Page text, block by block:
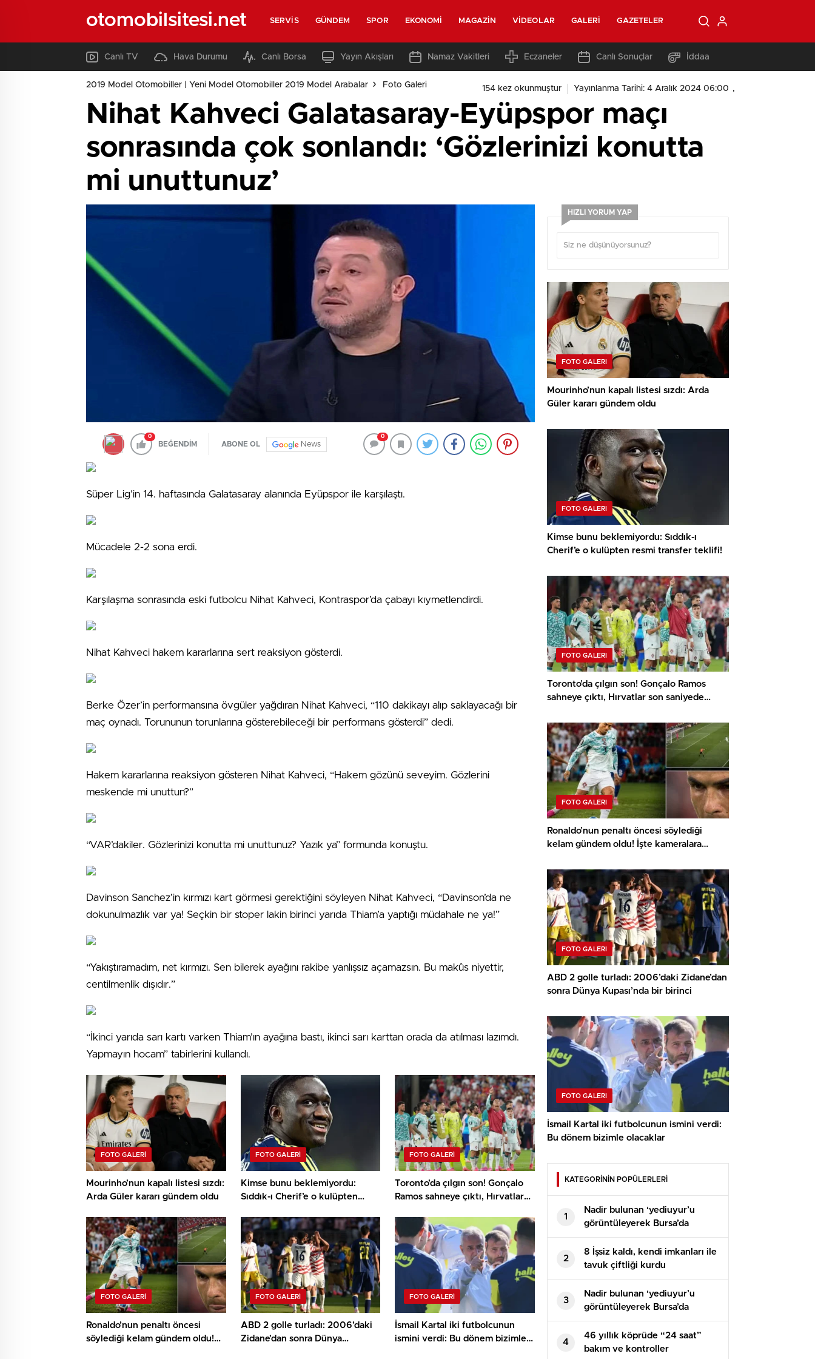
otomobilsitesi.net SERVIS GÜNDEM SPOR EKONOMI MAGAZIN VIDEOLAR GALERI GAZETELER
Canlı TV Hava Durumu Canlı Borsa Yayın Akışları Namaz Vakitleri Eczaneler Canlı Sonuçlar İddaa
,
2019 Model Otomobiller | Yeni Model Otomobiller 2019 Model Arabalar Foto Galeri 154 kez okunmuştur Yayınlanma Tarihi: 4 Aralık 2024 06:00
Nihat Kahveci Galatasaray-Eyüpspor maçı
sonrasında çok sonlandı: ‘Gözlerinizi konutta
mi unuttunuz’
0
BEĞENDİM ABONE OL News
0
Süper Lig’in 14. haftasında Galatasaray alanında Eyüpspor ile karşılaştı.
Mücadele 2-2 sona erdi.
Karşılaşma sonrasında eski futbolcu Nihat Kahveci, Kontraspor’da çabayı kıymetlendirdi.
Nihat Kahveci hakem kararlarına sert reaksiyon gösterdi.
Berke Özer’in performansına övgüler yağdıran Nihat Kahveci, “110 dakikayı alıp saklayacağı bir
maç oynadı. Torununun torunlarına gösterebileceği bir performans gösterdi” dedi.
Hakem kararlarına reaksiyon gösteren Nihat Kahveci, “Hakem gözünü seveyim. Gözlerini
meskende mi unuttun?”
“VAR’dakiler. Gözlerinizi konutta mi unuttunuz? Yazık ya” formunda konuştu.
Davinson Sanchez’in kırmızı kart görmesi gerektiğini söyleyen Nihat Kahveci, “Davinson’da ne
dokunulmazlık var ya! Seçkin bir stoper lakin birinci yarıda Thiam’a yaptığı müdahale ne ya!”
“Yakıştıramadım, net kırmızı. Sen bilerek ayağını rakibe yanlışsız açamazsın. Bu makûs niyettir,
centilmenlik dışıdır.”
“İkinci yarıda sarı kartı varken Thiam’ın ayağına bastı, ikinci sarı karttan orada da atılması lazımdı.
Yapmayın hocam” tabirlerini kullandı.
FOTO GALERI
Mourinho’nun kapalı listesi sızdı:
Arda Güler kararı gündem oldu
FOTO GALERI
Kimse bunu beklemiyordu:
Sıddık-ı Cherif’e o kulüpten
FOTO GALERI
Toronto’da çılgın son! Gonçalo
Ramos sahneye çıktı, Hırvatlar
FOTO GALERI
Ronaldo’nun penaltı öncesi
söylediği kelam gündem oldu!
FOTO GALERI
ABD 2 golle turladı: 2006’daki
Zidane’dan sonra Dünya
FOTO GALERI
İsmail Kartal iki futbolcunun
ismini verdi: Bu dönem bizimle
HIZLI YORUM YAP
FOTO GALERI
Mourinho’nun kapalı listesi sızdı: Arda
Güler kararı gündem oldu
FOTO GALERI
Kimse bunu beklemiyordu: Sıddık-ı
Cherif’e o kulüpten resmi transfer teklifi!
FOTO GALERI
Toronto’da çılgın son! Gonçalo Ramos
sahneye çıktı, Hırvatlar son saniyede
FOTO GALERI
Ronaldo’nun penaltı öncesi söylediği
kelam gündem oldu! İşte kameralara
FOTO GALERI
ABD 2 golle turladı: 2006’daki Zidane’dan
sonra Dünya Kupası’nda bir birinci
FOTO GALERI
İsmail Kartal iki futbolcunun ismini verdi:
Bu dönem bizimle olacaklar
KATEGORİNİN POPÜLERLERİ
1
Nadir bulunan ‘yediuyur’u
görüntüleyerek Bursa’da
yaşadığını ispatladı
2
8 İşsiz kaldı, kendi imkanları ile
tavuk çiftliği kurdu
3
Nadir bulunan ‘yediuyur’u
görüntüleyerek Bursa’da
yaşadığını ispatladı
4
46 yıllık köprüde “24 saat”
bakım ve kontroller